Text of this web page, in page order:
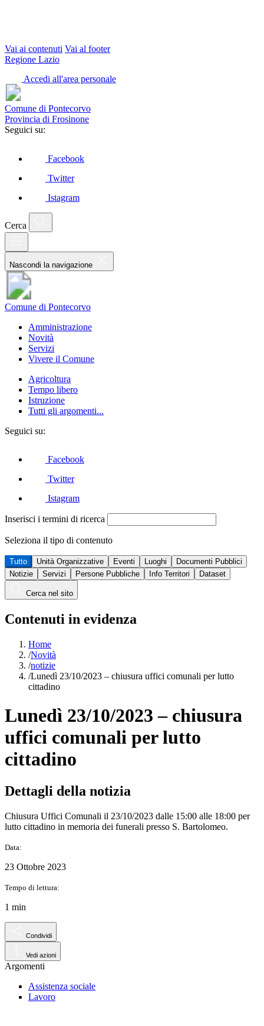
Vai ai contenuti Vai al footer
Regione Lazio
Accedi all'area personale
Comune di Pontecorvo
Provincia di Frosinone
Seguici su:
Facebook
Twitter
Istagram
Cerca
Nascondi la navigazione
Comune di Pontecorvo
Amministrazione
Novità
Servizi
Vivere il Comune
Agricoltura
Tempo libero
Istruzione
Tutti gli argomenti...
Seguici su:
Facebook
Twitter
Istagram
Inserisci i termini di ricerca
Seleziona il tipo di contenuto
Tutto Unità Organizzative Eventi Luoghi
Documenti Pubblici
Notizie
Servizi Persone Pubbliche Info Territori Dataset
Cerca nel sito
Contenuti in evidenza
Home
/Novità
/notizie
/Lunedì 23/10/2023 – chiusura uffici comunali per lutto
cittadino
Lunedì 23/10/2023 – chiusura
uffici comunali per lutto
cittadino
Dettagli della notizia
Chiusura Uffici Comunali il 23/10/2023 dalle 15:00 alle 18:00 per
lutto cittadino in memoria dei funerali presso S. Bartolomeo.
Data:
23 Ottobre 2023
Tempo di lettura:
1 min
Condividi
Vedi azioni
Argomenti
Assistenza sociale
Lavoro